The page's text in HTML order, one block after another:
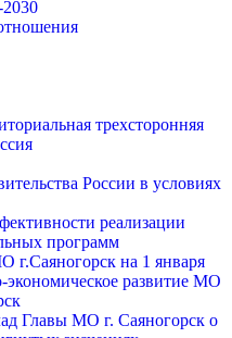
2030
трехсторонняя
России в условиях
реализации
программ
г.Саяногорск на 1 января
экономическое развитие МО
Главы МО г. Саяногорск о